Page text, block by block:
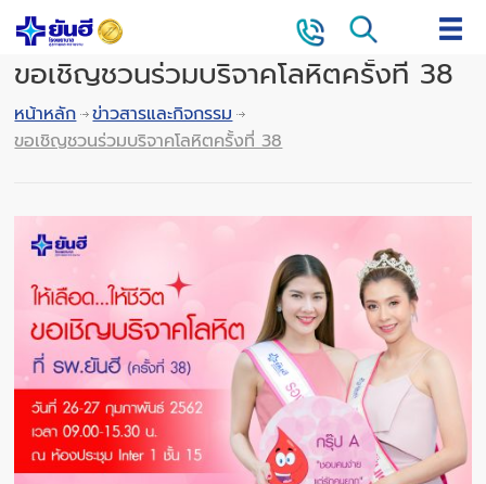
ขอเชิญชวนร่วมบริจาคโลหิตครั้งที่ 38
หน้าหลัก
ข่าวสารและกิจกรรม
ขอเชิญชวนร่วมบริจาคโลหิตครั้งที่ 38